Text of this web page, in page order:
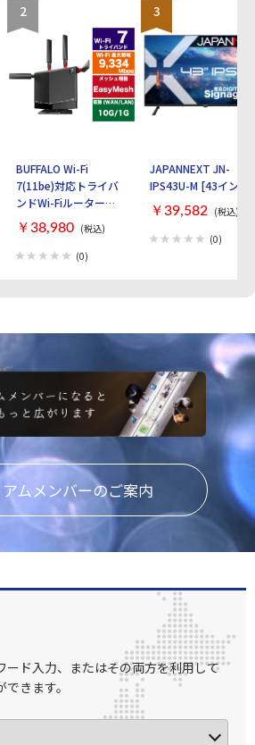
2
BUFFALO Wi-Fi
7(11be)対応トライバ
ンドWi-Fiルーター
AirStation
WXR9300BE6P [ブラ
ック]
￥38,980 (税込)
(0)
3
JAPANNEXT JN-
IPS43U-M [43インチ]
￥39,582 (税込)
(0)
ムメンバーのご案内
ード入力、またはその両方を利用して
きます。